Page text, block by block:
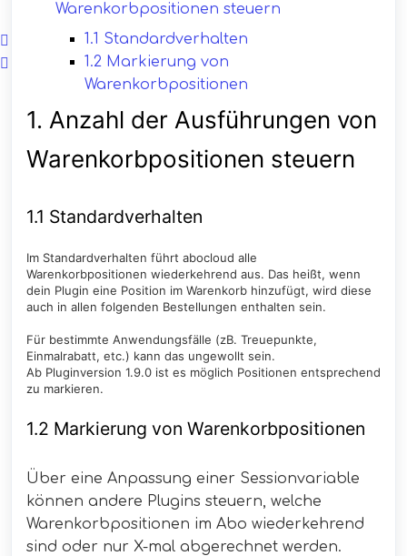
Warenkorbpositionen steuern
1.1 Standardverhalten
1.2 Markierung von
Warenkorbpositionen
1. Anzahl der Ausführungen von
Warenkorbpositionen steuern
1.1 Standardverhalten
Im Standardverhalten führt abocloud alle
Warenkorbpositionen wiederkehrend aus. Das heißt, wenn
dein Plugin eine Position im Warenkorb hinzufügt, wird diese
auch in allen folgenden Bestellungen enthalten sein.
Für bestimmte Anwendungsfälle (zB. Treuepunkte,
Einmalrabatt, etc.) kann das ungewollt sein.
Ab Pluginversion 1.9.0 ist es möglich Positionen entsprechend
zu markieren.
1.2 Markierung von Warenkorbpositionen
Über eine Anpassung einer Sessionvariable
können andere Plugins steuern, welche
Warenkorbpositionen im Abo wiederkehrend
sind oder nur X-mal abgerechnet werden.